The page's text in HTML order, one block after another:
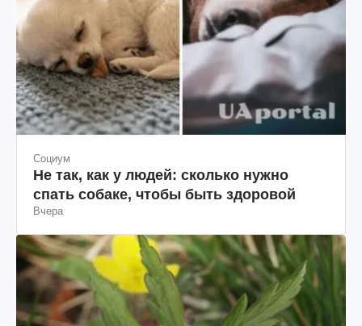
Социум
Не так, как у людей: сколько нужно
спать собаке, чтобы быть здоровой
Вчера